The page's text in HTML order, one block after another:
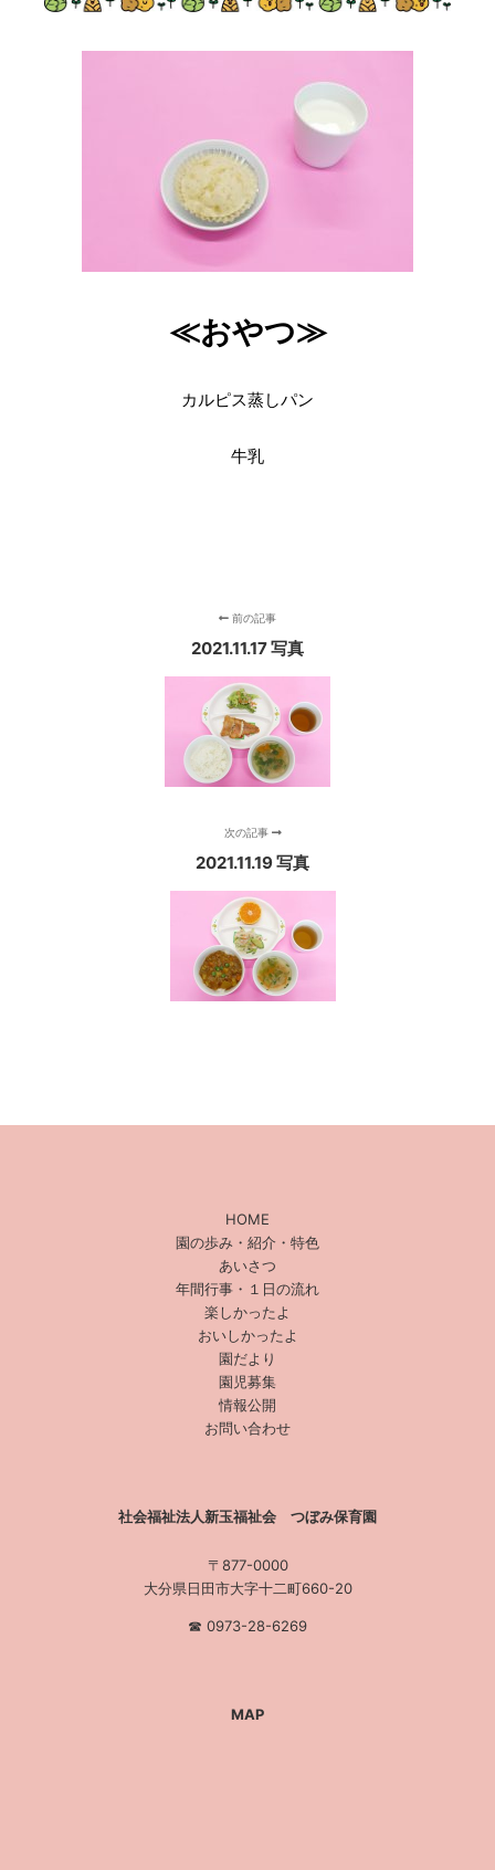
≪おやつ≫
カルピス蒸しパン
牛乳
前の記事
2021.11.17 写真
次の記事
2021.11.19 写真
HOME
園の歩み・紹介・特色
あいさつ
年間行事・１日の流れ
楽しかったよ
おいしかったよ
園だより
園児募集
情報公開
お問い合わせ
社会福祉法人新玉福祉会 つぼみ保育園
〒877-0000
大分県日田市大字十二町660-20
☎︎ 0973-28-6269
MAP